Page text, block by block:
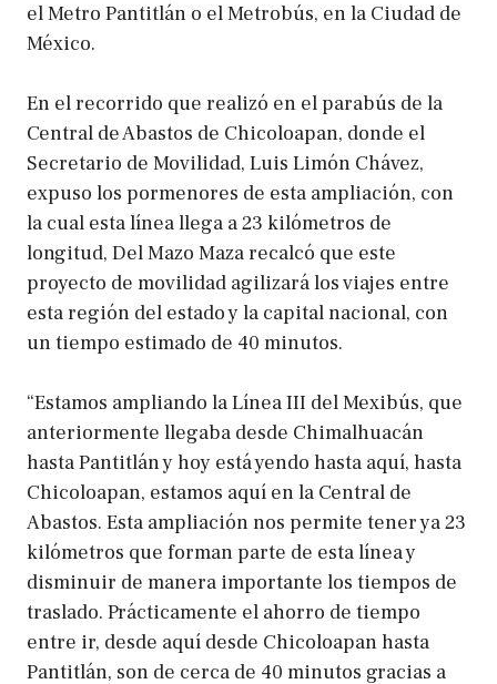
el Metro Pantitlán o el Metrobús, en la Ciudad de
México.
En el recorrido que realizó en el parabús de la
Central de Abastos de Chicoloapan, donde el
Secretario de Movilidad, Luis Limón Chávez,
expuso los pormenores de esta ampliación, con
la cual esta línea llega a 23 kilómetros de
longitud, Del Mazo Maza recalcó que este
proyecto de movilidad agilizará los viajes entre
esta región del estado y la capital nacional, con
un tiempo estimado de 40 minutos.
“Estamos ampliando la Línea III del Mexibús, que
anteriormente llegaba desde Chimalhuacán
hasta Pantitlán y hoy está yendo hasta aquí, hasta
Chicoloapan, estamos aquí en la Central de
Abastos. Esta ampliación nos permite tener ya 23
kilómetros que forman parte de esta línea y
disminuir de manera importante los tiempos de
traslado. Prácticamente el ahorro de tiempo
entre ir, desde aquí desde Chicoloapan hasta
Pantitlán, son de cerca de 40 minutos gracias a